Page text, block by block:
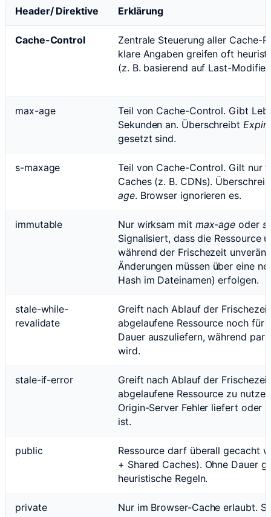
Header/ Direktive Erklärung
Cache-Control
Zentrale Steuerung aller Cache-
klare Angaben greifen oft
(z. B. basierend auf Last-
max-age
Teil von Cache-Control. Gibt
Sekunden an. Überschreibt
gesetzt sind.
s-maxage
Teil von Cache-Control. Gilt nur
Caches (z. B. CDNs).
age. Browser ignorieren es.
immutable Nur wirksam mit max-age oder
Signalisiert, dass die Ressource
während der Frischezeit
Änderungen müssen über eine
Hash im Dateinamen) erfolgen.
stale-while-
revalidate
Greift nach Ablauf der
abgelaufene Ressource noch für
Dauer auszuliefern, während
wird.
stale-if-error
Greift nach Ablauf der
abgelaufene Ressource zu
Origin-Server Fehler liefert oder
ist.
public
Ressource darf überall gecacht
+ Shared Caches). Ohne Dauer
heuristische Regeln.
private
Nur im Browser-Cache erlaubt.